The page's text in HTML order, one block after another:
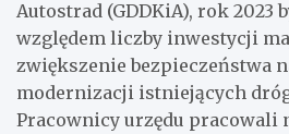
Autostrad (GDDKiA), rok 2023
względem liczby inwestycji
zwiększenie bezpieczeństwa
modernizacji istniejących
Pracownicy urzędu pracowali